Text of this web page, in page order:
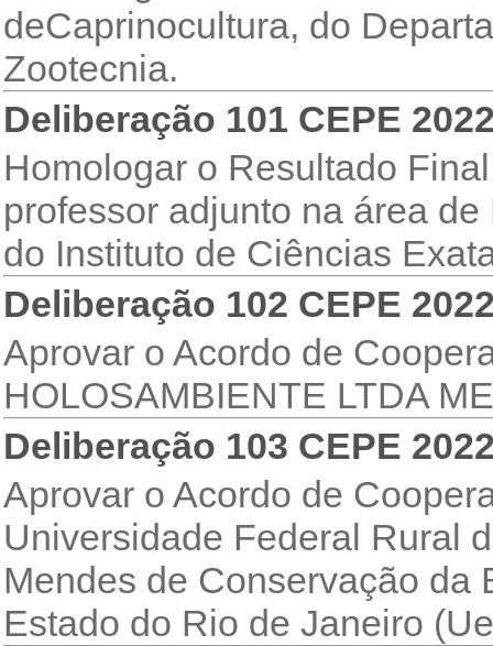
deCaprinocultura, do
Zootecnia.
Deliberação 101 CEPE
Homologar o Resultado
professor adjunto na área
do Instituto de Ciências
Deliberação 102 CEPE
Aprovar o Acordo de
HOLOSAMBIENTE LTDA
Deliberação 103 CEPE
Aprovar o Acordo de
Universidade Federal Rural
Mendes de Conservação da
Estado do Rio de Janeiro